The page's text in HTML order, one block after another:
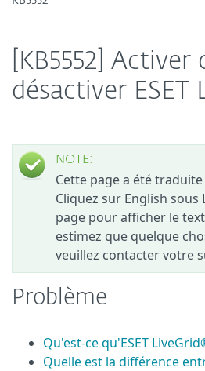
[KB5552] Activer
désactiver ESET
NOTE:
Cette page a été
Cliquez sur English
page pour afficher le
estimez que quelque
veuillez contacter votre
Problème
Qu'est-ce qu'ESET
Quelle est la différence